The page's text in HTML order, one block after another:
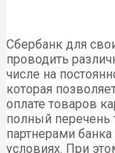
Сбербанк для
проводить
числе на
которая
оплате товаров
полный перечень
партнерами
условиях. При